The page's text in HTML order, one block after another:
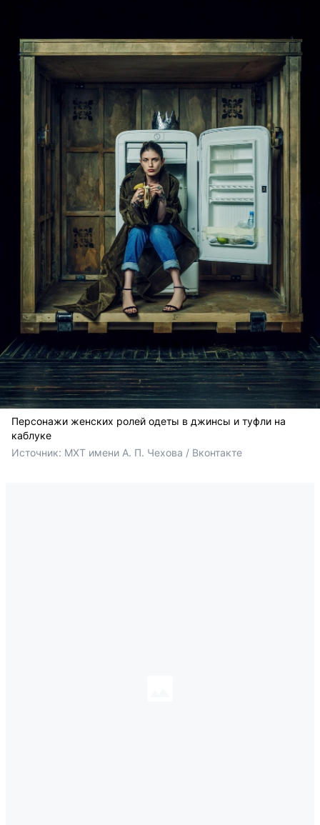
Персонажи женских ролей одеты в джинсы и туфли на
каблуке
Источник: МХТ имени А. П. Чехова / Вконтакте